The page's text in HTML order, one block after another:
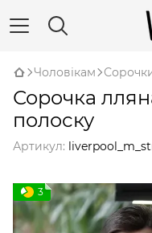
Чоловікам
Сорочка
полоску
Артикул:
3